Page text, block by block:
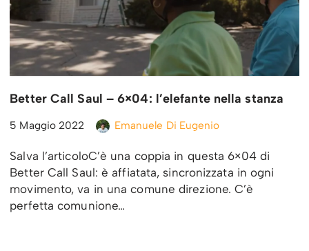
Better Call Saul – 6×04: l’elefante nella stanza
5 Maggio 2022 Emanuele Di Eugenio
Salva l’articoloC’è una coppia in questa 6×04 di
Better Call Saul: è affiatata, sincronizzata in ogni
movimento, va in una comune direzione. C’è
perfetta comunione…